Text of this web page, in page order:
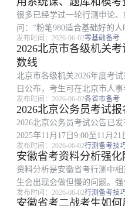
是简单的智力测...
很多已经学过一轮行测申论
问：“粉笔980适合基础好的
零基础考生不一样。基础好的
学，更适合把粉笔980当成系
具。 如果你...
发布时间：2026-06-02零基础备考
2026北京市各级机关
数线
北京市各级机关2026年度考
日公布，考生可在北京市人事
众号和北京人社APP查询。
新录用公务员必须具备的基本
职...
发布时间：2026-06-02各省市备考
2026北京公务员考试报
2026北京公务员考试公告已
2025年11月17日9:00至11月
通用平台” http://
发布时间：2026-06-02行测备考技
安徽省考资料分析强
资料分析是安徽省考行测中
生会出现会做但慢的问题。
的原因拆开：公式不熟、材料
发布时间：2026-06-02行测备考技
安徽省考二战考生如